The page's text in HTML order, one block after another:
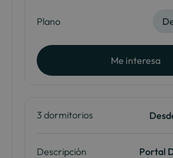
Plano
Me interesa
3 dormitorios
Descripción
Portal D